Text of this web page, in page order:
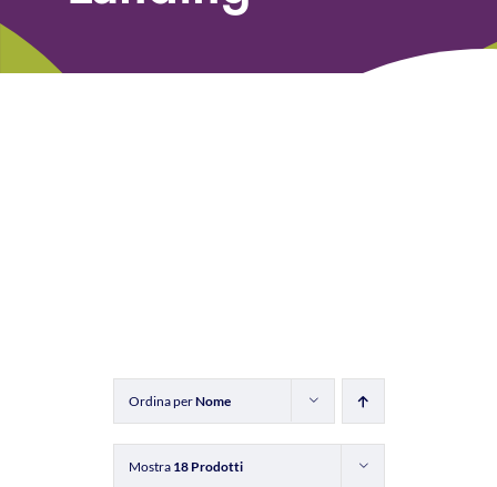
Fundraising Academy
Ordina perNome
Mostra 18 Prodotti